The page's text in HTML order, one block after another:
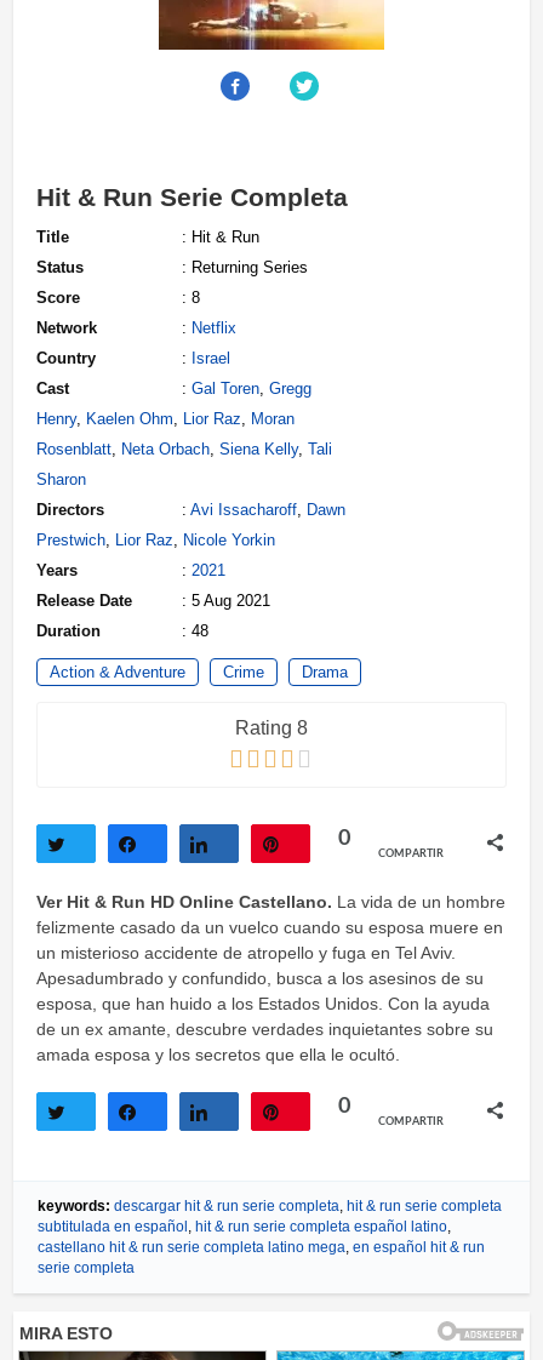
Hit & Run Serie Completa
Title
: Hit & Run
Status
: Returning Series
Score
: 8
Network
: Netflix
Country
: Israel
Cast
: Gal Toren, Gregg
Henry, Kaelen Ohm, Lior Raz, Moran
Rosenblatt, Neta Orbach, Siena Kelly, Tali
Sharon
Directors
: Avi Issacharoff, Dawn
Prestwich, Lior Raz, Nicole Yorkin
Years
: 2021
Release Date
: 5 Aug 2021
Duration
: 48
Action & Adventure Crime Drama
Rating 8
0
COMPARTIR
Ver Hit & Run HD Online Castellano. La vida de un hombre
felizmente casado da un vuelco cuando su esposa muere en
un misterioso accidente de atropello y fuga en Tel Aviv.
Apesadumbrado y confundido, busca a los asesinos de su
esposa, que han huido a los Estados Unidos. Con la ayuda
de un ex amante, descubre verdades inquietantes sobre su
amada esposa y los secretos que ella le ocultó.
0
COMPARTIR
keywords: descargar hit & run serie completa, hit & run serie completa
subtitulada en español , hit & run serie completa español latino,
castellano hit & run serie completa latino mega, en español hit & run
serie completa